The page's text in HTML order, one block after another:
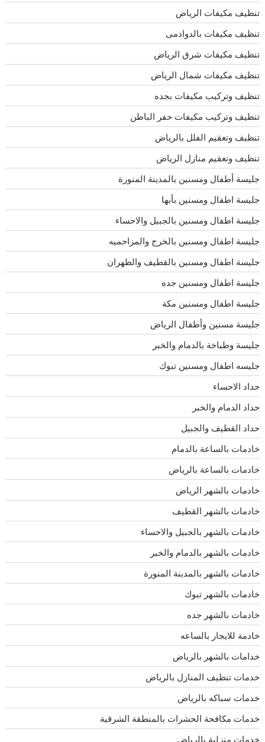
تنظيف مكيفات الرياض
تنظيف مكيفات بالدوادمى
تنظيف مكيفات شرق الرياض
تنظيف مكيفات شمال الرياض
تنظيف وتركيب مكيفات بجده
تنظيف وتركيب مكيفات حفر الباطن
تنظيف وتعقيم الفلل بالرياض
تنظيف وتعقيم منازل الرياض
جليسة أطفال ومسنين بالمدينة المنورة
جليسة اطفال ومسنين بأبها
جليسة اطفال ومسنين بالجبيل والاحساء
جليسة اطفال ومسنين بالخرج والمزاحميه
جليسة اطفال ومسنين بالقطيف والظهران
جليسة اطفال ومسنين جده
جليسة اطفال ومسنين مكة
جليسة مسنين وأطفال الرياض
جليسة وطباخة بالدمام والخبر
جليسه اطفال ومسنين تبوك
حداد الاحساء
حداد الدمام والخبر
حداد القطيف والجبيل
خادمات بالساعة بالدمام
خادمات بالساعة بالرياض
خادمات بالشهر الرياض
خادمات بالشهر القطيف
خادمات بالشهر بالجبيل والاحساء
خادمات بالشهر بالدمام والخبر
خادمات بالشهر بالمدينة المنورة
خادمات بالشهر تبوك
خادمات بالشهر جده
خادمة للايجار بالساعه
خدامات بالشهر بالرياض
خدمات تنظيف المنازل بالرياض
خدمات سباكه بالرياض
خدمات مكافحة الحشرات بالمنطقة الشرقية
خدمات منزلية بالرياض